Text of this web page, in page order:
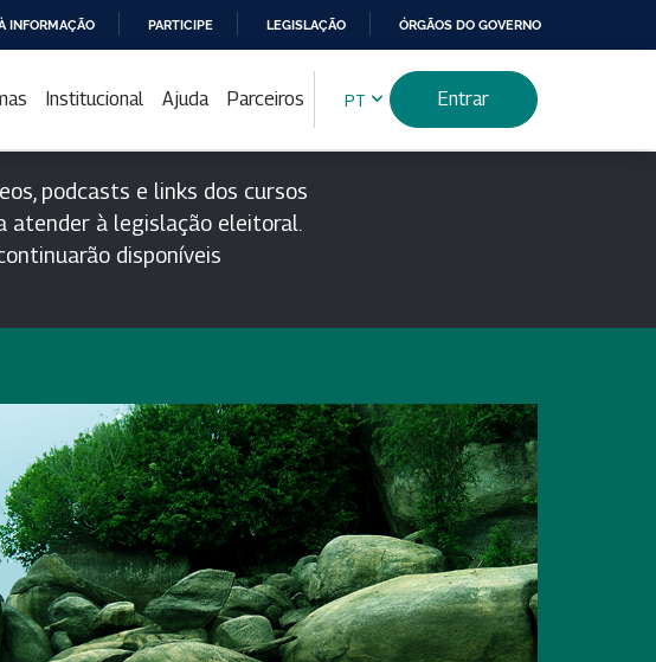
INFORMAÇÃO PARTICIPE LEGISLAÇÃO ÓRGÃOS DO GOVERNO
Institucional Ajuda Parceiros PT Entrar
podcasts e links dos cursos
atender à legislação eleitoral.
disponíveis